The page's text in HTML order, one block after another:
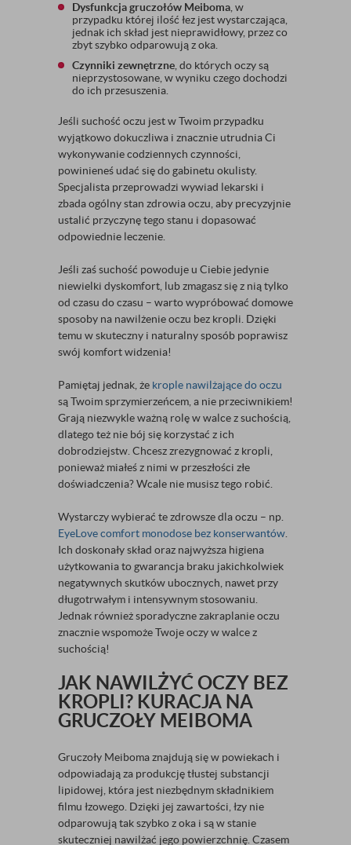
Dysfunkcja gruczołów Meiboma , w
przypadku której ilość łez jest wystarczająca,
jednak ich skład jest nieprawidłowy, przez co
zbyt szybko odparowują z oka.
Czynniki zewnętrzne , do których oczy są
nieprzystosowane, w wyniku czego dochodzi
do ich przesuszenia.
Jeśli suchość oczu jest w Twoim przypadku
wyjątkowo dokuczliwa i znacznie utrudnia Ci
wykonywanie codziennych czynności,
powinieneś udać się do gabinetu okulisty.
Specjalista przeprowadzi wywiad lekarski i
zbada ogólny stan zdrowia oczu, aby precyzyjnie
ustalić przyczynę tego stanu i dopasować
odpowiednie leczenie.
Jeśli zaś suchość powoduje u Ciebie jedynie
niewielki dyskomfort, lub zmagasz się z nią tylko
od czasu do czasu – warto wypróbować domowe
sposoby na nawilżenie oczu bez kropli. Dzięki
temu w skuteczny i naturalny sposób poprawisz
swój komfort widzenia!
Pamiętaj jednak, że krople nawilżające do oczu
są Twoim sprzymierzeńcem, a nie przeciwnikiem!
Grają niezwykle ważną rolę w walce z suchością,
dlatego też nie bój się korzystać z ich
dobrodziejstw. Chcesz zrezygnować z kropli,
ponieważ miałeś z nimi w przeszłości złe
doświadczenia? Wcale nie musisz tego robić.
Wystarczy wybierać te zdrowsze dla oczu – np.
EyeLove comfort monodose bez konserwantów
Ich doskonały skład oraz najwyższa higiena
użytkowania to gwarancja braku jakichkolwiek
negatywnych skutków ubocznych, nawet przy
długotrwałym i intensywnym stosowaniu.
Jednak również sporadyczne zakraplanie oczu
znacznie wspomoże Twoje oczy w walce z
suchością!
JAK NAWILŻYĆ OCZY BEZ
KROPLI? KURACJA NA
GRUCZOŁY MEIBOMA
Gruczoły Meiboma znajdują się w powiekach i
odpowiadają za produkcję tłustej substancji
lipidowej, która jest niezbędnym składnikiem
filmu łzowego. Dzięki jej zawartości, łzy nie
odparowują tak szybko z oka i są w stanie
skuteczniej nawilżać jego powierzchnię. Czasem